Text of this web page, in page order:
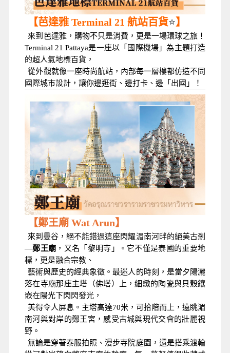
【芭達雅 Terminal 21 航站百貨⭐】
來到芭達雅，購物不只是消費，更是一場環球之旅！
Terminal 21 Pattaya是一座以「國際機場」為主題打造
的超人氣地標百貨，
從外觀就像一座時尚航站，內部每一層樓都仿造不同
國際城市設計，讓你邊逛街、邊打卡、邊「出國」！
【鄭王廟 Wat Arun】
來到曼谷，絕不能錯過這座閃耀湄南河畔的絕美古剎
—鄭王廟 ，又名「黎明寺」。它不僅是泰國的重要地
標，更是融合宗教、
藝術與歷史的經典象徵。最迷人的時刻，是當夕陽灑
落在寺廟那座主塔（佛塔）上，細緻的陶瓷與貝殼鑲
嵌在陽光下閃閃發光，
美得令人屏息。主塔高達70米，可拾階而上，遠眺湄
南河與對岸的鄭王宮，感受古城與現代交會的壯麗視
野。
無論是穿著泰服拍照、漫步寺院庭園，還是搭乘渡輪